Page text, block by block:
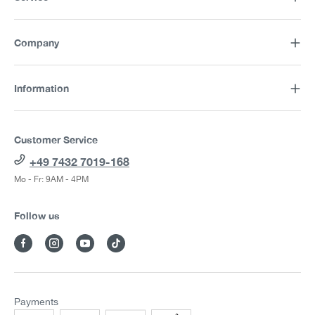
Company
Information
Customer Service
+49 7432 7019-168
Mo - Fr: 9AM - 4PM
Follow us
Payments